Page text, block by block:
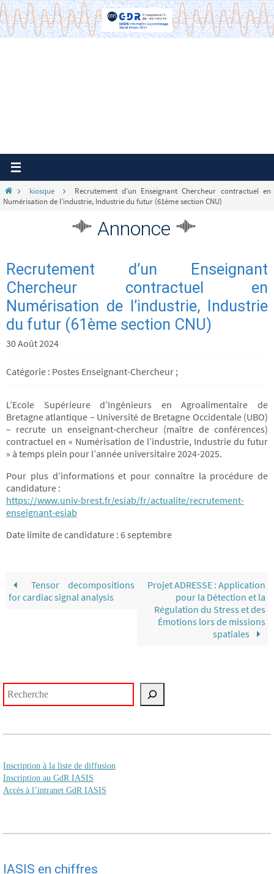
Passer
vers
le
Homekiosque
Recrutement d’un Enseignant Chercheur contractuel en
Numérisation de l’industrie, Industrie du futur (61ème section CNU)
Annonce
Recrutement d’un Enseignant
Chercheur contractuel en
Numérisation de l’industrie, Industrie
du futur (61ème section CNU)
30 Août 2024
Catégorie : Postes Enseignant-Chercheur ;
L’Ecole Supérieure d’Ingénieurs en Agroalimentaire de
Bretagne atlantique – Université de Bretagne Occidentale (UBO)
– recrute un enseignant-chercheur (maître de conférences)
contractuel en « Numérisation de l’industrie, Industrie du futur
» à temps plein pour l’année universitaire 2024-2025.
Pour plus d’informations et pour connaître la procédure de
candidature :
https://www.univ-brest.fr/esiab/fr/actualite/recrutement-
enseignant-esiab
Date limite de candidature : 6 septembre
Tensor decompositions
for cardiac signal analysis
Projet ADRESSE : Application
pour la Détection et la
Régulation du Stress et des
Émotions lors de missions
spatiales
Inscription à la liste de diffusion
Inscription au GdR IASIS
Accès à l’intranet GdR IASIS
IASIS en chiffres